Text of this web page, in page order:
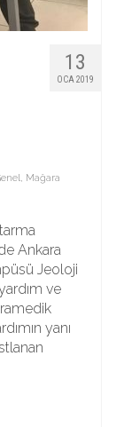
13
OCA 2019
, Mağara
Ankara
Jeoloji
ve
yanı